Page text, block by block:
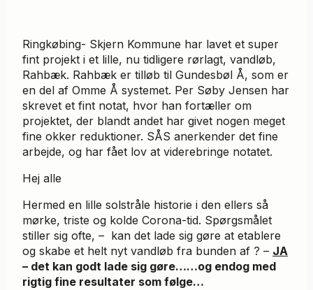
Ringkøbing- Skjern Kommune har lavet et super
fint projekt i et lille, nu tidligere rørlagt, vandløb,
Rahbæk. Rahbæk er tilløb til Gundesbøl Å, som er
en del af Omme Å systemet. Per Søby Jensen har
skrevet et fint notat, hvor han fortæller om
projektet, der blandt andet har givet nogen meget
fine okker reduktioner. SÅS anerkender det fine
arbejde, og har fået lov at viderebringe notatet.
Hej alle
Hermed en lille solstråle historie i den ellers så
mørke, triste og kolde Corona-tid. Spørgsmålet
stiller sig ofte, – kan det lade sig gøre at etablere
og skabe et helt nyt vandløb fra bunden af ? – JA
– det kan godt lade sig gøre……og endog med
rigtig fine resultater som følge…